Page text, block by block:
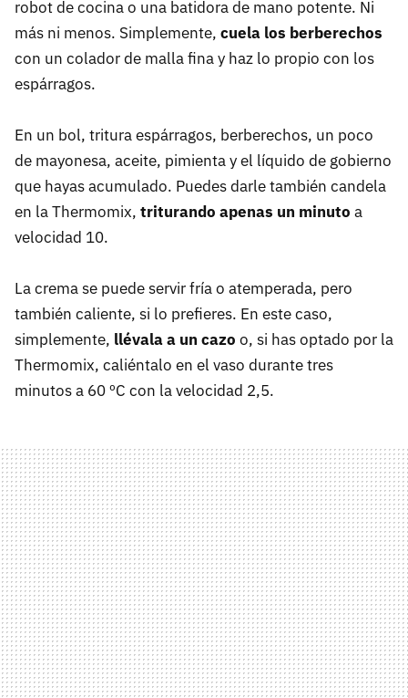
robot de cocina o una batidora de mano potente. Ni
más ni menos. Simplemente, cuela los berberechos
con un colador de malla fina y haz lo propio con los
espárragos.
En un bol, tritura espárragos, berberechos, un poco
de mayonesa, aceite, pimienta y el líquido de gobierno
que hayas acumulado. Puedes darle también candela
en la Thermomix, triturando apenas un minuto a
velocidad 10.
La crema se puede servir fría o atemperada, pero
también caliente, si lo prefieres. En este caso,
simplemente, llévala a un cazo o, si has optado por la
Thermomix, caliéntalo en el vaso durante tres
minutos a 60 ºC con la velocidad 2,5.